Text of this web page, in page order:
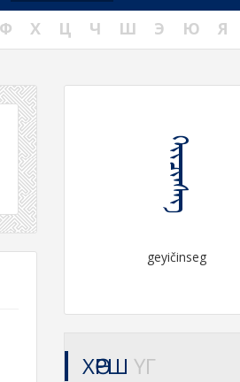
Ф Х Ц Ч Ш Э Ю Я
ᠭᠡᠶᠢᠴᠢᠨᠰᠡᠭ
geyičinseg
ХӨРШ ҮГ